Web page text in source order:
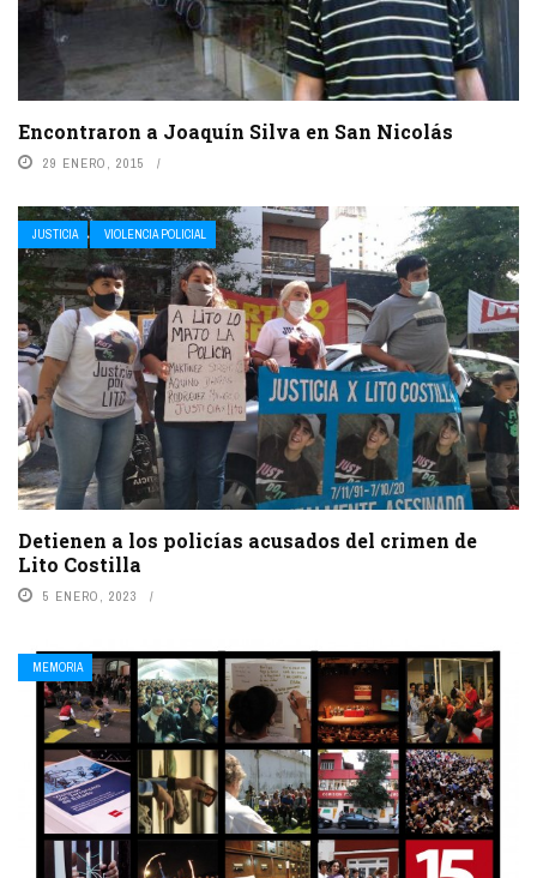
Encontraron a Joaquín Silva en San Nicolás
29 ENERO, 2015
JUSTICIA VIOLENCIA POLICIAL
Detienen a los policías acusados del crimen de
Lito Costilla
5 ENERO, 2023
MEMORIA